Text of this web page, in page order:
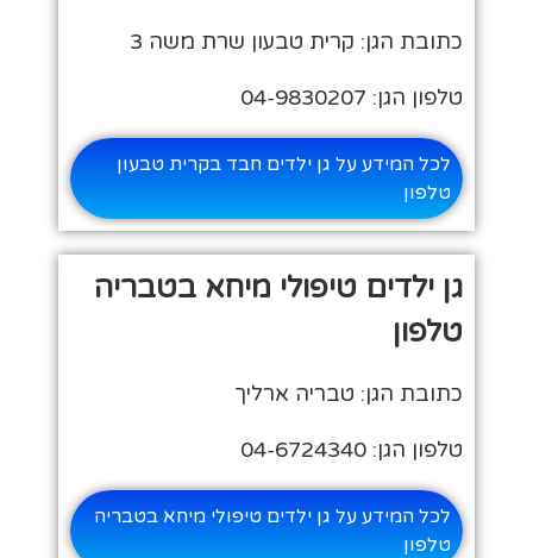
כתובת הגן: קרית טבעון שרת משה 3
טלפון הגן: 04-9830207
לכל המידע על גן ילדים חבד בקרית טבעון
טלפון
גן ילדים טיפולי מיחא בטבריה
טלפון
כתובת הגן: טבריה ארליך
טלפון הגן: 04-6724340
לכל המידע על גן ילדים טיפולי מיחא בטבריה
טלפון